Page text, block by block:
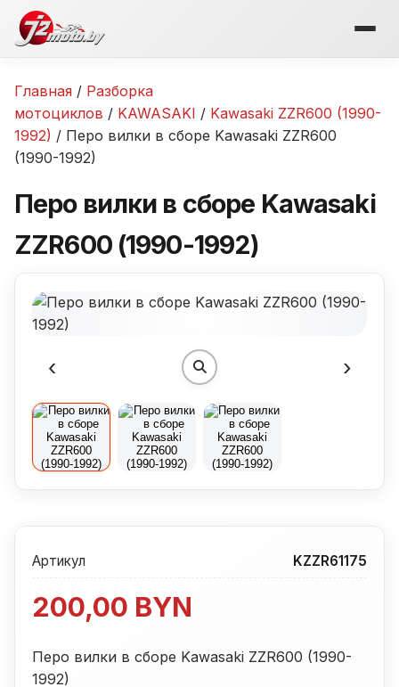
Перейти
Главная / Разборка
мотоциклов / KAWASAKI / Kawasaki ZZR600 (1990-
1992) / Перо вилки в сборе Kawasaki ZZR600
(1990-1992)
Перо вилки в сборе Kawasaki
ZZR600 (1990-1992)
‹ ›
Артикул KZZR61175
200,00 BYN
Перо вилки в сборе Kawasaki ZZR600 (1990-
1992)